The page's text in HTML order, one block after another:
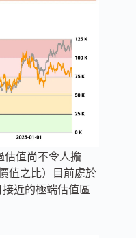
估值尚不令人擔
值之比）目前處於
近的極端估值區